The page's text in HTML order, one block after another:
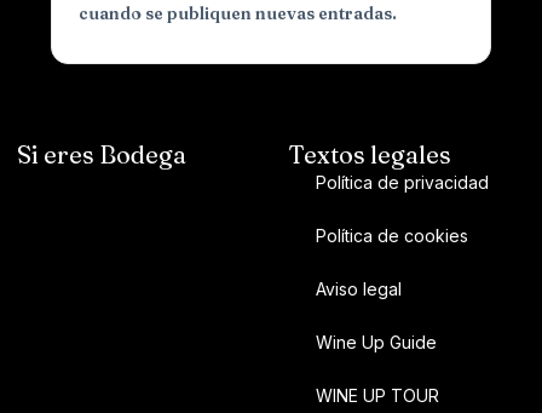
cuando se publiquen nuevas entradas.
Si eres Bodega Textos legales
Política de privacidad
Política de cookies
Aviso legal
Wine Up Guide
WINE UP TOUR